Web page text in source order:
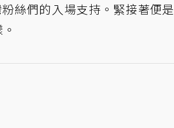
絲們的入場支持。緊接著便是